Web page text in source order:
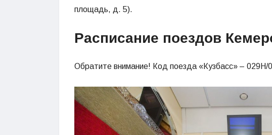
площадь, д. 5).
Расписание поездов
Обратите внимание! Код поезда «Кузбасс» – 029Н/